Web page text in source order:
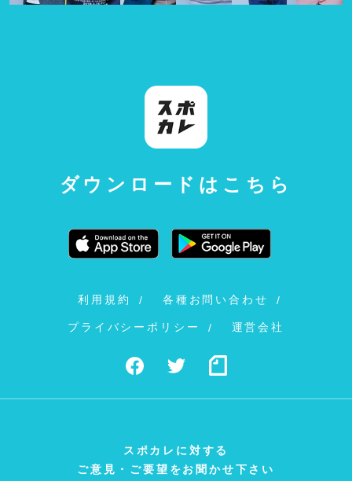
ダウンロードはこちら
利用規約 各種お問い合わせ
プライバシーポリシー 運営会社
スポカレに対する
ご意見・ご要望をお聞かせ下さい